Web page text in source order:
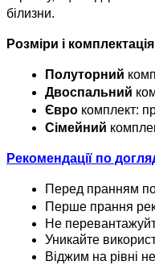
білизни.
Розміри і
Полуторний
Двоспальний
Євро комплект:
Сімейний
Рекомендації по
Перед пранням
Перше прання
Не
Уникайте
Віджим на рівні